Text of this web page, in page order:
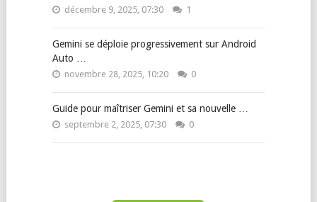
décembre 9, 2025, 07:30 1
Gemini se déploie progressivement sur Android
Auto …
novembre 28, 2025, 10:20 0
Guide pour maîtriser Gemini et sa nouvelle …
septembre 2, 2025, 07:30 0